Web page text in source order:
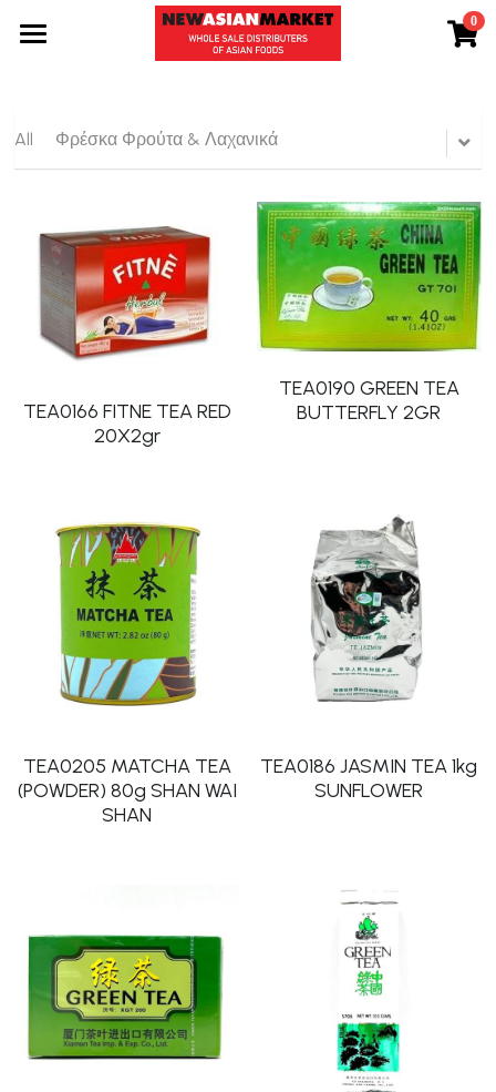
0
Εταιρεία
Συνταγές
Επικοινωνία
Search
GR
All Φρέσκα Φρούτα & Λαχανικά
TEA0166 FITNE TEA RED
20X2gr
TEA0190 GREEN TEA
BUTTERFLY 2GR
TEA0205 MATCHA TEA
(POWDER) 80g SHAN WAI
SHAN
TEA0186 JASMIN TEA 1kg
SUNFLOWER
×
STORE CATEGORIES